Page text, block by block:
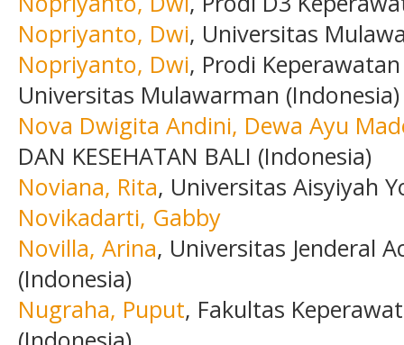
Nopriyanto, Dwi, Universitas
Nopriyanto, Dwi, Prodi
Universitas Mulawarman (Indonesia)
Nova Dwigita Andini, Dewa Ayu
DAN KESEHATAN BALI (Indonesia)
Noviana, Rita, Universitas Aisyiyah
Novikadarti, Gabby
Novilla, Arina, Universitas Jenderal
(Indonesia)
Nugraha, Puput, Fakultas